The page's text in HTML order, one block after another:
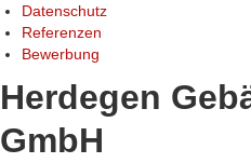
Datenschutz
Referenzen
Bewerbung
Herdegen
GmbH